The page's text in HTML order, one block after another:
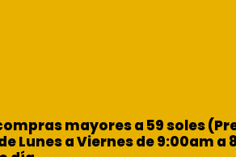
mayores a 59 soles
Lunes a Viernes de 9:00am